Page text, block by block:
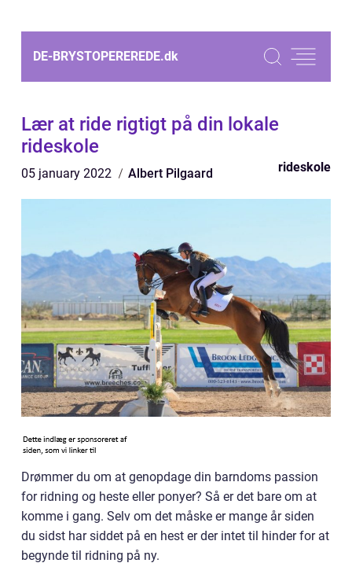
DE-BRYSTOPEREREDE.dk
Lær at ride rigtigt på din lokale
rideskole
05 january 2022 Albert Pilgaard rideskole
Drømmer du om at genopdage din barndoms passion
for ridning og heste eller ponyer? Så er det bare om at
komme i gang. Selv om det måske er mange år siden
du sidst har siddet på en hest er der intet til hinder for at
begynde til ridning på ny.